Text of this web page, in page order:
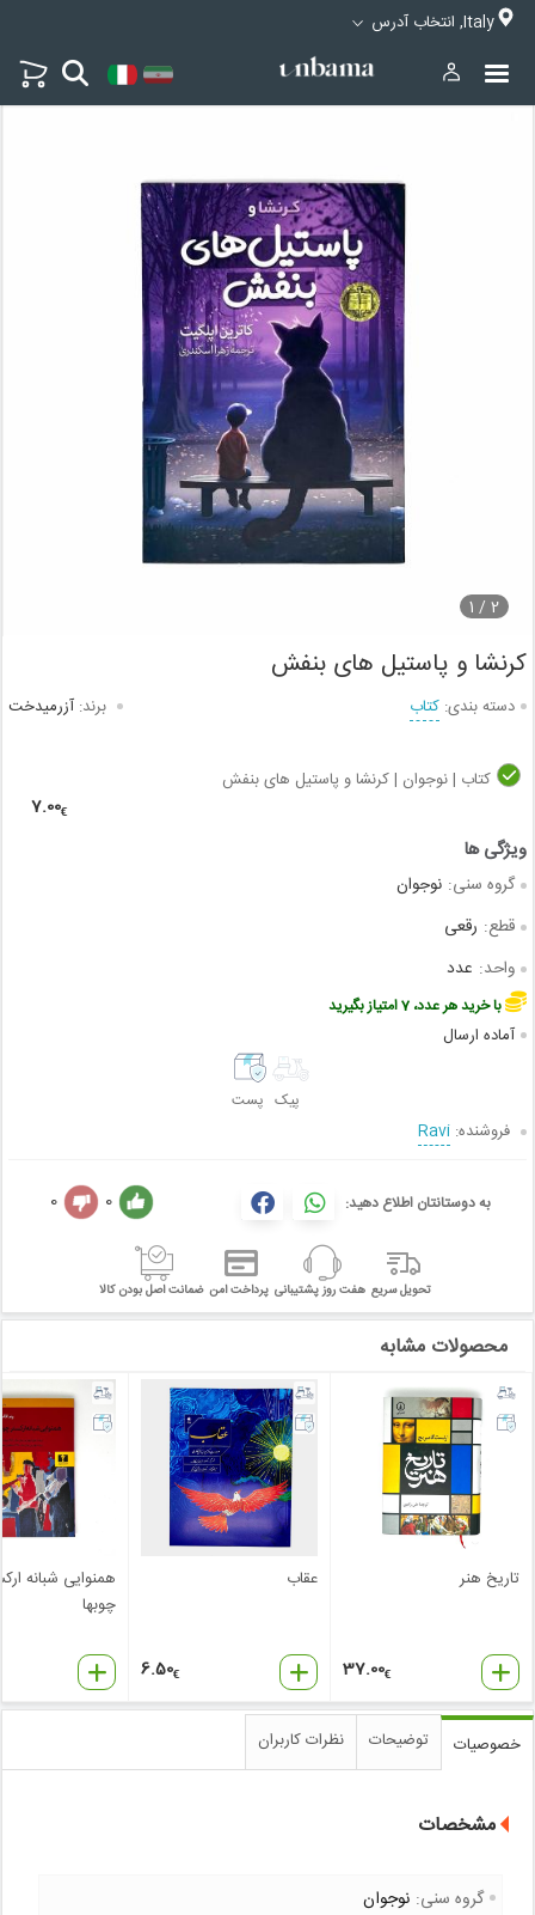
Italy, انتخاب آدرس
2 /
1
کرنشا و پاستیل های بنفش
دسته بندی: کتاب برند: آزرمیدخت
کتاب | نوجوان | کرنشا و پاستیل های بنفش
7.00€
گروه سنی: نوجوان
قطع: رقعی
واحد: عدد
با خرید هر عدد، 7 امتیاز بگیرید
آماده ارسال
پیک پست
فروشنده: Ravi
به دوستانتان اطلاع دهید: 0
0
تحویل سریع هفت روز پشتیبانی پرداخت امن ضمانت اصل بودن کالا
محصولات مشابه
تاریخ هنر
37.00€
عقاب
6.50€
همنوایی شبانه
چوبها
خصوصیات توضیحات نظرات کاربران
مشخصات
گروه سنی: نوجوان